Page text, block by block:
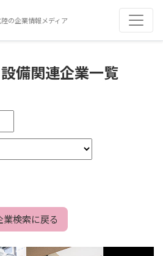
の企業情報メディア
備関連企業一覧
業検索に戻る